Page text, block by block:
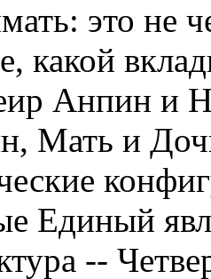
это не
какой
Анпин и
Мать и
Единый
--